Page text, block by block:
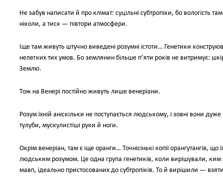
Не забув написати й про клімат: суцільні субтропіки, бо вологість
ніколи, а тиск — півтори атмосфери.
Іще там живуть штучно виведені розумні істоти… Генетики
нелегких тих умов. Бо землянин більше п’яти років не витримує:
Землю.
Тож на Венері постійно живуть лише венеріани.
Розум їхній аніскільки не поступається людському, і зовні вони
тулуби, мускулистіші руки й ноги.
Окрім венеріан, там є іще оранги… Точнісінькі копії
людським розумом. Це одна група генетиків, коли вирішували, ким
мавп, ідеально пристосованих до субтропіків. То й вирішили —